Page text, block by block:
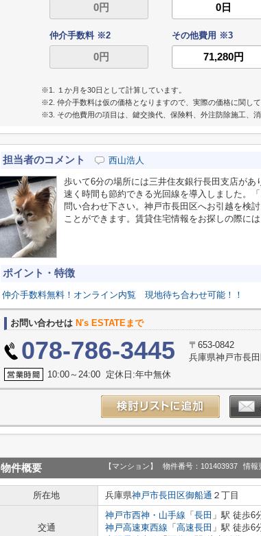
仲介手数料 ※2
その他費用 ※3
※1. １か月を30日として計算しています。
※2. 仲介手数料は仮の価格となりますので、実際の価格に関し
※3. その他費用の項目は、鍵交換代、保険料、外注防除施工、消
担当者のコメント 西山浩人
歩いて6分の場所には三井住友銀行長田支店が
速く時間も節約できる光回線を導入しました。
問い合わせ下さい。神戸市長田区へお引越を検
ことができます。賃貸住宅情報をお探しの際に
ポイント・特徴
仲介手数料無料！オンライン内覧 現地待ち合わせ可能！！
お問い合わせは N's ESTATEまで
078-786-3445
〒653-0842
兵庫県神戸市長
10:00～24:00 定休日:年中無休
物件概要 【マンション】 物件番号：101403937 情報
所在地 兵庫県神戸市長田区御船通 ２丁目
交通
神戸市西神・山手線 「 長田 」駅 徒歩6
神戸高速東西線 「 高速長田 」駅 徒歩6